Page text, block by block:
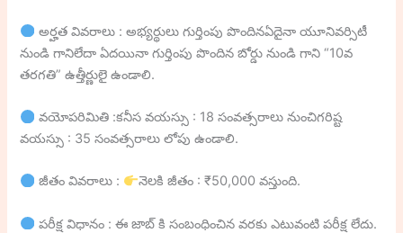
అర్హత వివరాలు : అభ్యర్థులు గుర్తింపు పొందినఏదైనా యూనివర్సిటీ
నుండి గానిలేదా ఏదయినా గుర్తింపు పొందిన బోర్డు నుండి గాని “10వ
తరగతి” ఉత్తీర్ణులై ఉండాలి.
వయోపరిమితి :కనీస వయస్సు : 18 సంవత్సరాలు నుంచిగరిష్ట
వయస్సు : 35 సంవత్సరాలు లోపు ఉండాలి.
జీతం వివరాలు : నెలకి జీతం : ₹50,000 వస్తుంది.
పరీక్ష విధానం : ఈ జాబ్ కి సంబంధించిన వరకు ఎటువంటి పరీక్ష లేదు.